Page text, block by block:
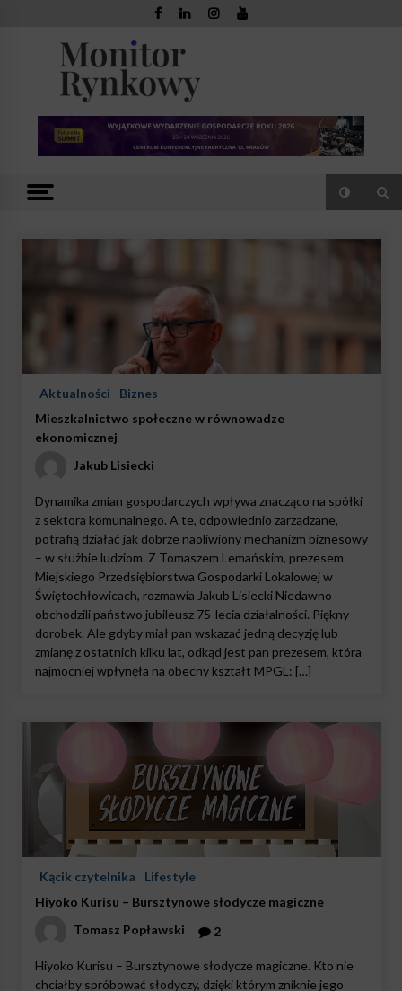
Monitor
Rynkowy
Aktualności
Biznes
Mieszkalnictwo społeczne w równowadze
ekonomicznej
Jakub Lisiecki
Dynamika zmian gospodarczych wpływa znacząco na spółki
z sektora komunalnego. A te, odpowiednio zarządzane,
potrafią działać jak dobrze naoliwiony mechanizm biznesowy
– w służbie ludziom. Z Tomaszem Lemańskim, prezesem
Miejskiego Przedsiębiorstwa Gospodarki Lokalowej w
Świętochłowicach, rozmawia Jakub Lisiecki Niedawno
obchodzili państwo jubileusz 75-lecia działalności. Piękny
dorobek. Ale gdyby miał pan wskazać jedną decyzję lub
zmianę z ostatnich kilku lat, odkąd jest pan prezesem, która
najmocniej wpłynęła na obecny kształt MPGL: […]
Kącik czytelnika
Lifestyle
Hiyoko Kurisu – Bursztynowe słodycze magiczne
Tomasz Popławski
2
Hiyoko Kurisu – Bursztynowe słodycze magiczne. Kto nie
chciałby spróbować słodyczy, dzięki którym zniknie jego